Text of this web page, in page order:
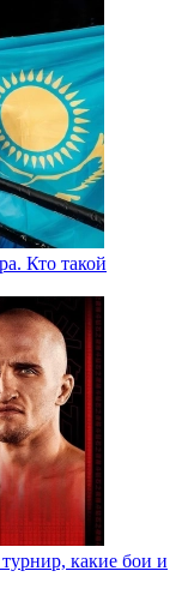
Кто такой
какие бои и